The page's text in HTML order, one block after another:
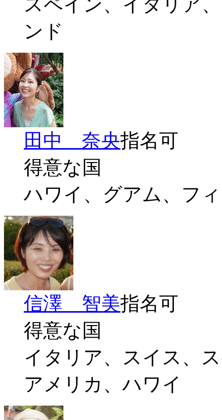
スペイン、イタリア
ンド
田中 奈央指名可
得意な国
ハワイ、グアム、フ
信澤 智美指名可
得意な国
イタリア、スイス、
アメリカ、ハワイ